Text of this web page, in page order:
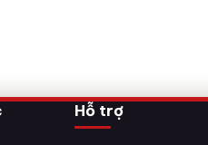
Hỗ trợ